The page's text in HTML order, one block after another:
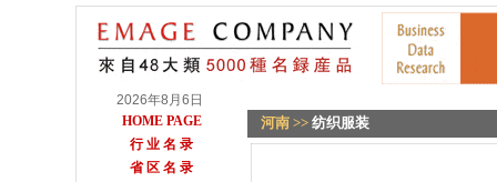
2026年8月6日
HOME PAGE
行 业 名 录
省 区 名 录
河南 >> 纺织服装